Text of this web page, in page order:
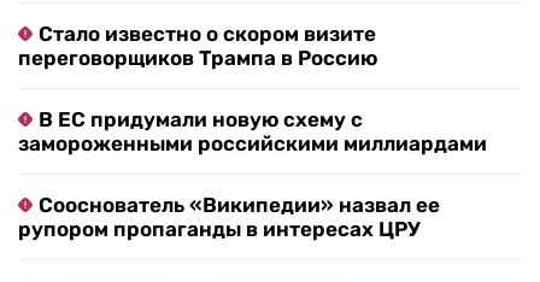
Стало известно о скором визите
переговорщиков Трампа в Россию
В ЕС придумали новую схему с
замороженными российскими миллиардами
Сооснователь «Википедии» назвал ее
рупором пропаганды в интересах ЦРУ